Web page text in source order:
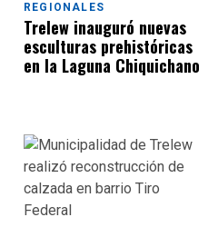
REGIONALES
Trelew inauguró nuevas
esculturas prehistóricas
en la Laguna Chiquichano